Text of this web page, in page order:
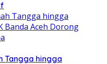
Tangga hingga